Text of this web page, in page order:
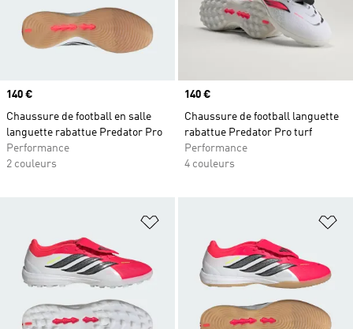
Prix
140 €
Chaussure de football en salle
languette rabattue Predator Pro
Performance
2 couleurs
Prix
140 €
Chaussure de football languette
rabattue Predator Pro turf
Performance
4 couleurs
Ajouter à la Liste de produits